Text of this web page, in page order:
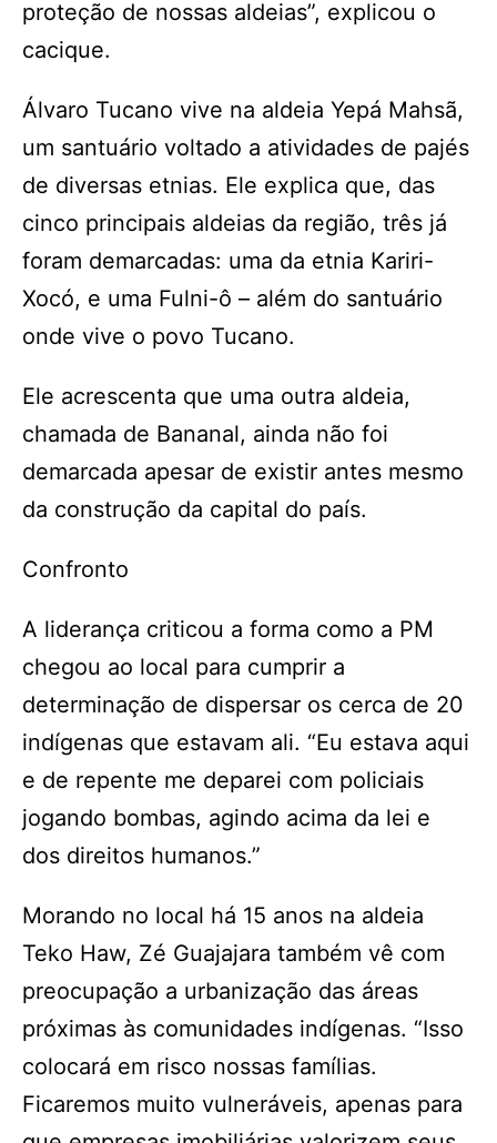
proteção de nossas aldeias”, explicou o
cacique.
Álvaro Tucano vive na aldeia Yepá Mahsã,
um santuário voltado a atividades de pajés
de diversas etnias. Ele explica que, das
cinco principais aldeias da região, três já
foram demarcadas: uma da etnia Kariri-
Xocó, e uma Fulni-ô – além do santuário
onde vive o povo Tucano.
Ele acrescenta que uma outra aldeia,
chamada de Bananal, ainda não foi
demarcada apesar de existir antes mesmo
da construção da capital do país.
Confronto
A liderança criticou a forma como a PM
chegou ao local para cumprir a
determinação de dispersar os cerca de 20
indígenas que estavam ali. “Eu estava aqui
e de repente me deparei com policiais
jogando bombas, agindo acima da lei e
dos direitos humanos.”
Morando no local há 15 anos na aldeia
Teko Haw, Zé Guajajara também vê com
preocupação a urbanização das áreas
próximas às comunidades indígenas. “Isso
colocará em risco nossas famílias.
Ficaremos muito vulneráveis, apenas para